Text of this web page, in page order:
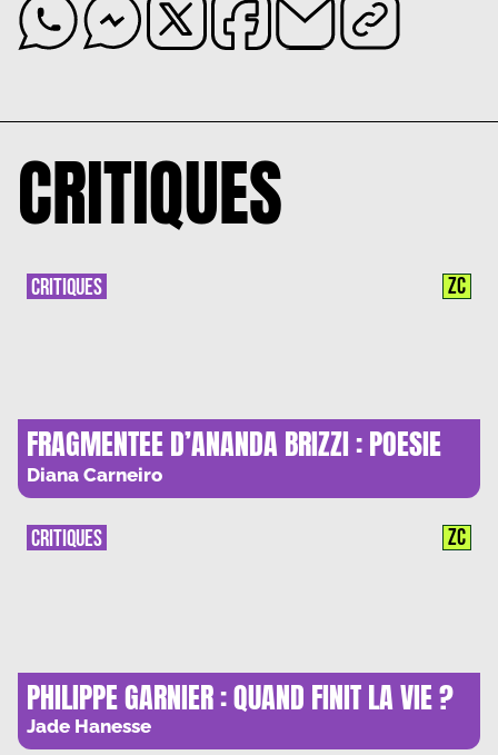
CRITIQUES
FRAGMENTEE D’ANANDA BRIZZI : POESIE
DE LA DEFRAGMENTATION
Diana Carneiro
CRITIQUES ZC
PHILIPPE GARNIER : QUAND FINIT LA VIE ?
Jade Hanesse
CRITIQUES ZC